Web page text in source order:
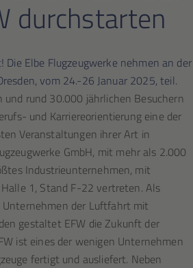
durchstarten
Die Elbe Flugzeugwerke nehmen an der
vom 24.-26 Januar 2025, teil.
rund 30.000 jährlichen Besuchern
und Karriereorientierung eine der
Veranstaltungen ihrer Art in
GmbH, mit mehr als 2.000
Industrieunternehmen, mit
1, Stand F-22 vertreten. Als
der Luftfahrt mit
gestaltet EFW die Zukunft der
ist eines der wenigen Unternehmen
fertigt und ausliefert. Neben